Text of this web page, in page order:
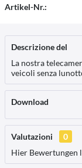
Artikel-Nr.:
Descrizione del
La nostra
veicoli senza
Download
Valutazioni
0
Hier Bewertungen